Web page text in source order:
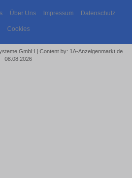
Über Uns Impressum Datenschutz
Cookies
GmbH | Content by: 1A-Anzeigenmarkt.de
08.08.2026